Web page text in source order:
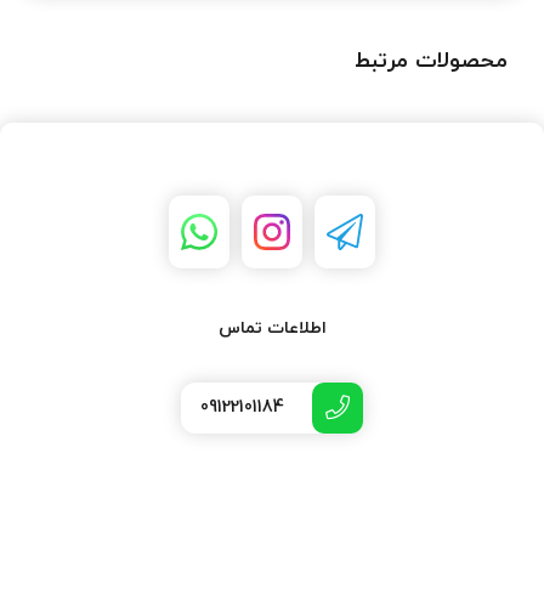
محصولات مرتبط
اطلاعات تماس
09122101184